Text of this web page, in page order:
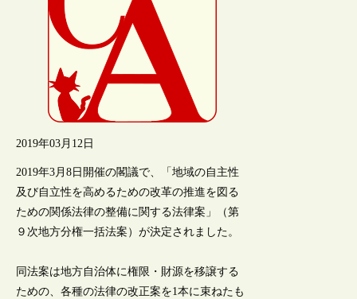
2019年03月12日
2019年3月8日開催の閣議で、「地域の自主性
及び自立性を高めるための改革の推進を図る
ための関係法律の整備に関する法律案」（第
９次地方分権一括法案）が決定されました。
同法案は地方自治体に権限・財源を移譲する
ための、各種の法律の改正案を1本に束ねたも